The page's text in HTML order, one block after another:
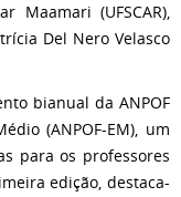
Maamari (UFSCAR),
Del Nero Velasco
bianual da ANPOF
(ANPOF-EM), um
para os professores
edição, destaca-